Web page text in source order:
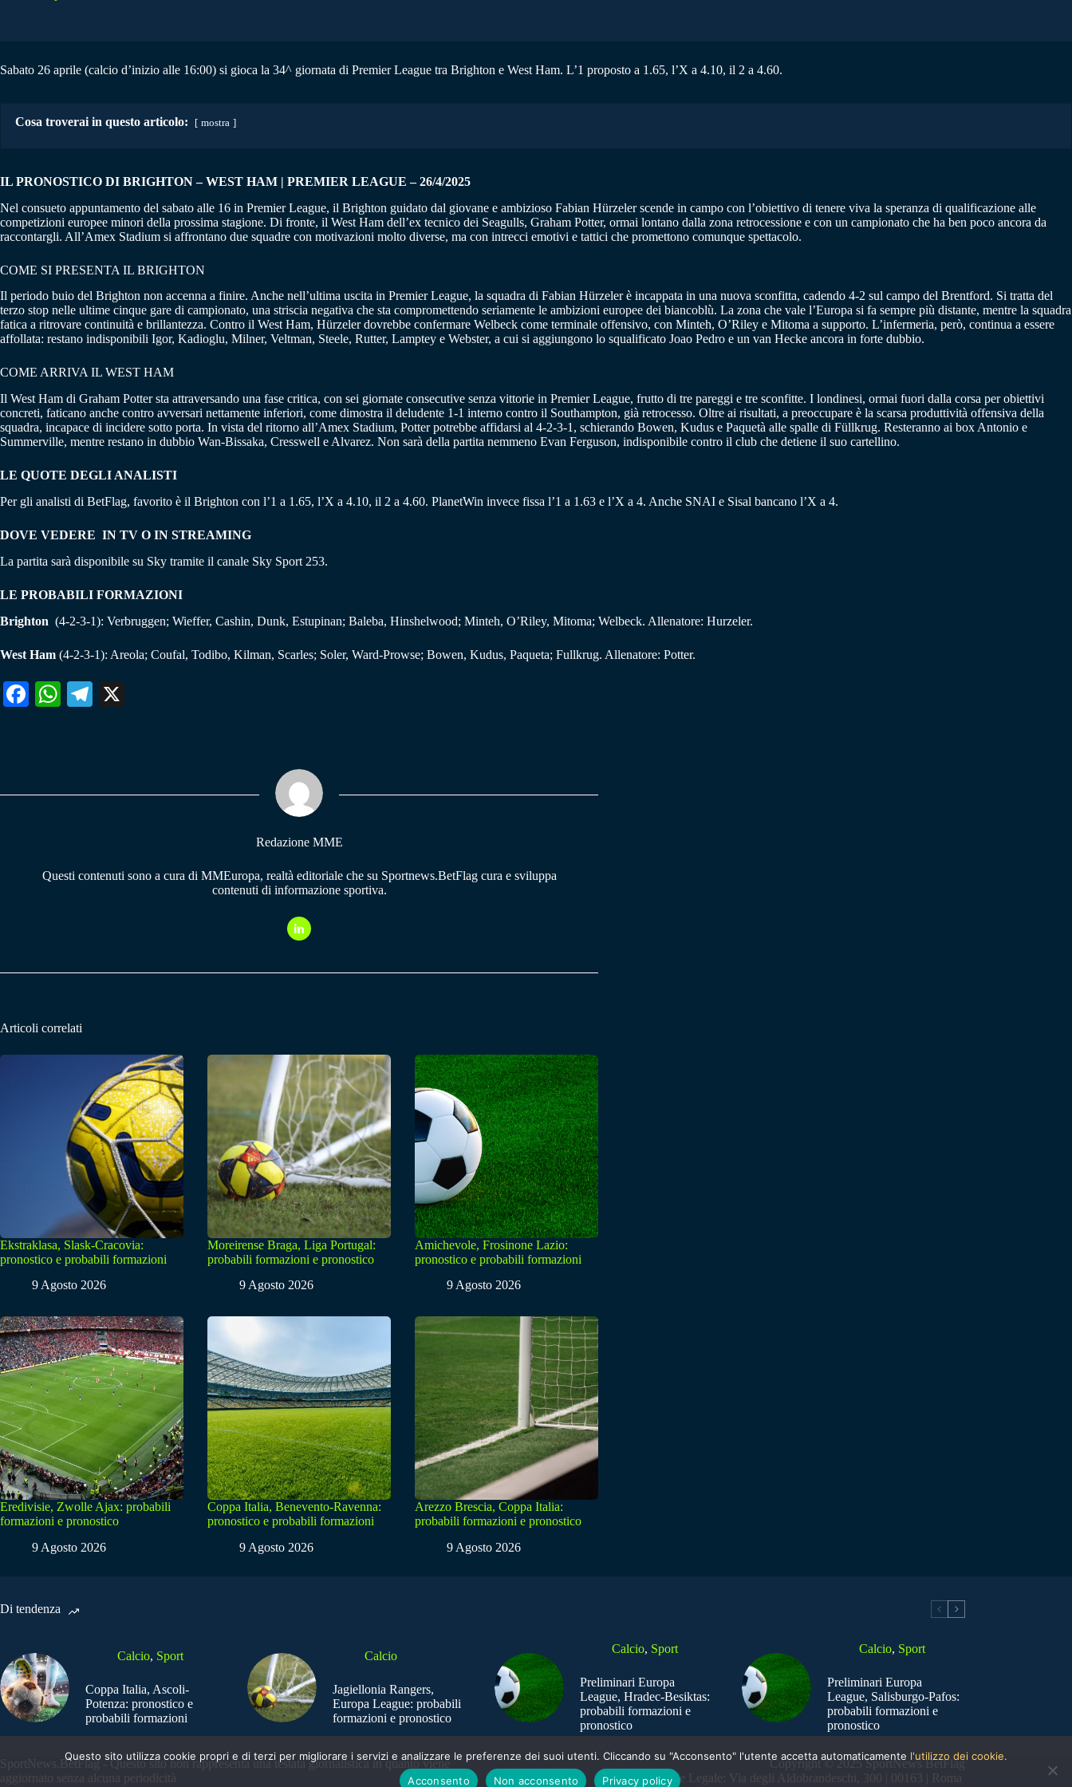
Sabato 26 aprile (calcio d’inizio alle 16:00) si gioca la 34^ giornata di Premier League tra Brighton e West Ham. L’1 proposto a 1.65, l’X a 4.10, il 2 a 4.60.
Cosa troverai in questo articolo: mostra
IL PRONOSTICO DI BRIGHTON – WEST HAM | PREMIER LEAGUE – 26/4/2025
Nel consueto appuntamento del sabato alle 16 in Premier League, il Brighton guidato dal giovane e ambizioso Fabian Hürzeler scende in campo con l’obiettivo di tenere viva la speranza di qualificazione alle
competizioni europee minori della prossima stagione. Di fronte, il West Ham dell’ex tecnico dei Seagulls, Graham Potter, ormai lontano dalla zona retrocessione e con un campionato che ha ben poco ancora da
raccontargli. All’Amex Stadium si affrontano due squadre con motivazioni molto diverse, ma con intrecci emotivi e tattici che promettono comunque spettacolo.
COME SI PRESENTA IL BRIGHTON
Il periodo buio del Brighton non accenna a finire. Anche nell’ultima uscita in Premier League, la squadra di Fabian Hürzeler è incappata in una nuova sconfitta, cadendo 4-2 sul campo del Brentford. Si tratta del
terzo stop nelle ultime cinque gare di campionato, una striscia negativa che sta compromettendo seriamente le ambizioni europee dei biancoblù. La zona che vale l’Europa si fa sempre più distante, mentre la squadra
fatica a ritrovare continuità e brillantezza. Contro il West Ham, Hürzeler dovrebbe confermare Welbeck come terminale offensivo, con Minteh, O’Riley e Mitoma a supporto. L’infermeria, però, continua a essere
affollata: restano indisponibili Igor, Kadioglu, Milner, Veltman, Steele, Rutter, Lamptey e Webster, a cui si aggiungono lo squalificato Joao Pedro e un van Hecke ancora in forte dubbio.
COME ARRIVA IL WEST HAM
Il West Ham di Graham Potter sta attraversando una fase critica, con sei giornate consecutive senza vittorie in Premier League, frutto di tre pareggi e tre sconfitte. I londinesi, ormai fuori dalla corsa per obiettivi
concreti, faticano anche contro avversari nettamente inferiori, come dimostra il deludente 1-1 interno contro il Southampton, già retrocesso. Oltre ai risultati, a preoccupare è la scarsa produttività offensiva della
squadra, incapace di incidere sotto porta. In vista del ritorno all’Amex Stadium, Potter potrebbe affidarsi al 4-2-3-1, schierando Bowen, Kudus e Paquetà alle spalle di Füllkrug. Resteranno ai box Antonio e
Summerville, mentre restano in dubbio Wan-Bissaka, Cresswell e Alvarez. Non sarà della partita nemmeno Evan Ferguson, indisponibile contro il club che detiene il suo cartellino.
LE QUOTE DEGLI ANALISTI
Per gli analisti di BetFlag, favorito è il Brighton con l’1 a 1.65, l’X a 4.10, il 2 a 4.60. PlanetWin invece fissa l’1 a 1.63 e l’X a 4. Anche SNAI e Sisal bancano l’X a 4.
DOVE VEDERE IN TV O IN STREAMING
La partita sarà disponibile su Sky tramite il canale Sky Sport 253.
LE PROBABILI FORMAZIONI
Brighton (4-2-3-1): Verbruggen; Wieffer, Cashin, Dunk, Estupinan; Baleba, Hinshelwood; Minteh, O’Riley, Mitoma; Welbeck. Allenatore: Hurzeler.
West Ham (4-2-3-1): Areola; Coufal, Todibo, Kilman, Scarles; Soler, Ward-Prowse; Bowen, Kudus, Paqueta; Fullkrug. Allenatore: Potter.
Fa W
pp
Te
m
Redazione MME
Questi contenuti sono a cura di MMEuropa, realtà editoriale che su Sportnews.BetFlag cura e sviluppa
contenuti di informazione sportiva.
Articoli correlati
Ekstraklasa, Slask-Cracovia:
pronostico e probabili formazioni
9 Agosto 2026
Moreirense Braga, Liga Portugal:
probabili formazioni e pronostico
9 Agosto 2026
Amichevole, Frosinone Lazio:
pronostico e probabili formazioni
9 Agosto 2026
Eredivisie, Zwolle Ajax: probabili
formazioni e pronostico
9 Agosto 2026
Coppa Italia, Benevento-Ravenna:
pronostico e probabili formazioni
9 Agosto 2026
Arezzo Brescia, Coppa Italia:
probabili formazioni e pronostico
9 Agosto 2026
Di tendenza
Calcio, Sport
Coppa Italia, Ascoli-
Potenza: pronostico e
probabili formazioni
Calcio
Jagiellonia Rangers,
Europa League: probabili
formazioni e pronostico
Calcio, Sport
Preliminari Europa
League, Hradec-Besiktas:
probabili formazioni e
pronostico
Calcio, Sport
Preliminari Europa
League, Salisburgo-Pafos:
probabili formazioni e
pronostico
SportNews.BetFlag - Questo sito non rappresenta una testata giornalistica in quanto viene
aggiornato senza alcuna periodicità
Copyright © 2025 SportNews BetFlag
Sede Legale: Via degli Aldobrandeschi, 300 | 00163 | Roma
Questo sito utilizza cookie propri e di terzi per migliorare i servizi e analizzare le preferenze dei suoi utenti. Cliccando su "Acconsento" l'utente accetta automaticamente l'utilizzo dei cookie.
Acconsento
Non acconsento Privacy policy